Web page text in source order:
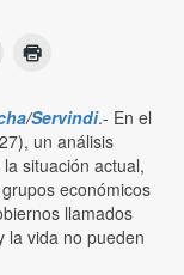
/Servindi.- En el
un análisis
situación actual,
económicos
llamados
la vida no pueden